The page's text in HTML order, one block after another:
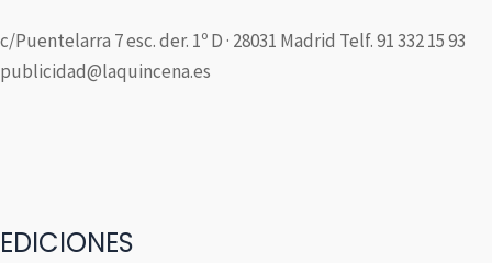
c/Puentelarra 7 esc. der. 1º D · 28031 Madrid Telf. 91 332 15 93
publicidad@laquincena.es
EDICIONES